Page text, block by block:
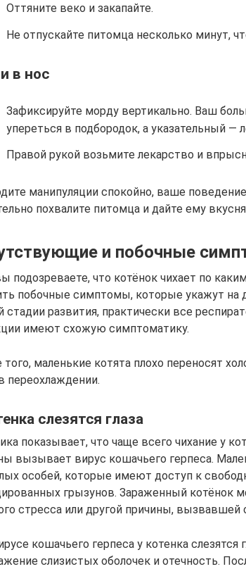
Оттяните веко и закапайте.
Не отпускайте питомца несколько минут,
в нос
Зафиксируйте морду вертикально. Ваш
упереться в подбородок, а указательный —
Правой рукой возьмите лекарство и
манипуляции спокойно, ваше
похвалите питомца и дайте ему
и побочные
подозреваете, что котёнок чихает по
побочные симптомы, которые укажут на
стадии развития, практически все
имеют схожую симптоматику.
того, маленькие котята плохо переносят
переохлаждении.
слезятся глаза
показывает, что чаще всего чихание у
вызывает вирус кошачьего герпеса.
особей, которые имеют доступ к
грызунов. Зараженный котёнок
стресса или другой причины, вызвавшей
кошачьего герпеса у котенка
слизистых оболочек и отечность.